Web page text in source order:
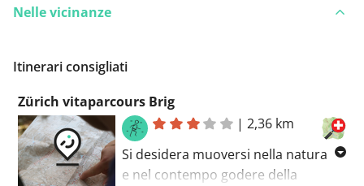
Nelle vicinanze
Itinerari consigliati
Zürich vitaparcours Brig
|2,36 km
Si desidera muoversi nella natura
e nel contempo godere della